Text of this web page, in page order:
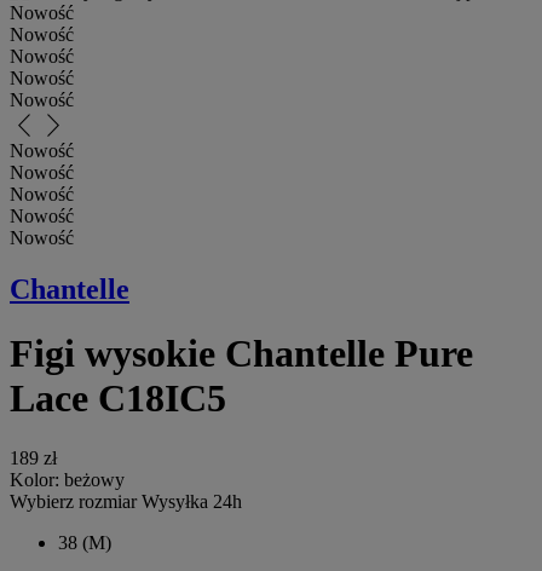
Nowość
Nowość
Nowość
Nowość
Nowość
arrow_back_ios_new arrow_forward_ios
Nowość
Nowość
Nowość
Nowość
Nowość
Chantelle
Figi wysokie Chantelle Pure
Lace C18IC5
189 zł
Kolor: beżowy
Wybierz rozmiar Wysyłka 24h
38 (M)